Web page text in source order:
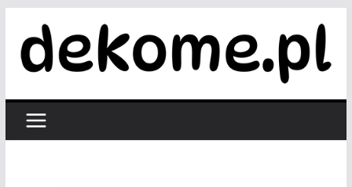
treści